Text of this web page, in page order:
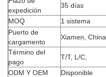
expedición
35 días
MOQ
1 sistema
Puerto de
cargamento
Xiamen, China
Término del
pago
T/T, L/C,
ODM Y OEM
Disponible